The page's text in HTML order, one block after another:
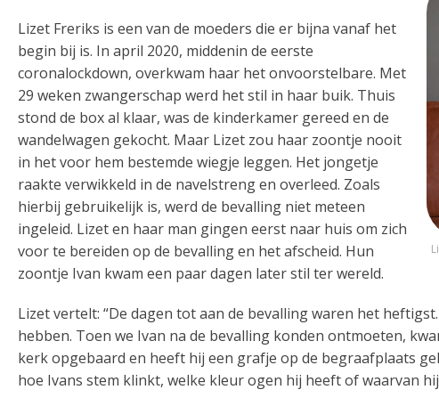
Lizet Freriks is een van de moeders die er bijna vanaf het
begin bij is. In april 2020, middenin de eerste
coronalockdown, overkwam haar het onvoorstelbare. Met
29 weken zwangerschap werd het stil in haar buik. Thuis
stond de box al klaar, was de kinderkamer gereed en de
wandelwagen gekocht. Maar Lizet zou haar zoontje nooit
in het voor hem bestemde wiegje leggen. Het jongetje
raakte verwikkeld in de navelstreng en overleed. Zoals
hierbij gebruikelijk is, werd de bevalling niet meteen
ingeleid. Lizet en haar man gingen eerst naar huis om zich
voor te bereiden op de bevalling en het afscheid. Hun
zoontje Ivan kwam een paar dagen later stil ter wereld.
Lizet vertelt: “De dagen tot aan de bevalling waren het
hebben. Toen we Ivan na de bevalling konden ontmoeten,
kerk opgebaard en heeft hij een grafje op de begraafplaats
hoe Ivans stem klinkt, welke kleur ogen hij heeft of waarvan